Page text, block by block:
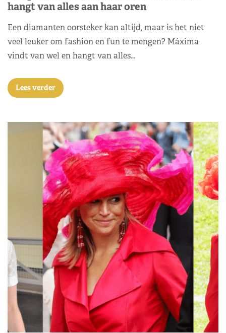
hangt van alles aan haar oren
Een diamanten oorsteker kan altijd, maar is het niet
veel leuker om fashion en fun te mengen? Máxima
vindt van wel en hangt van alles…
Lees verder